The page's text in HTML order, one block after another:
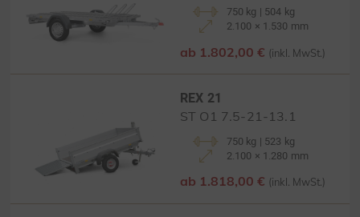
750 kg | 504 kg
2.100 × 1.530 mm
ab 1.802,00 € (inkl. MwSt.)
REX 21
ST O1 7.5-21-13.1
750 kg | 523 kg
2.100 × 1.280 mm
ab 1.818,00 € (inkl. MwSt.)